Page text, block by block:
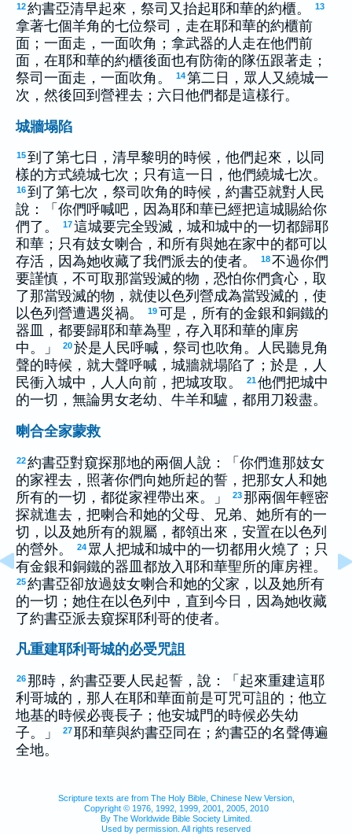
12約書亞清早起來，祭司又抬起耶和華的約櫃。 13
拿著七個羊角的七位祭司，走在耶和華的約櫃前
面；一面走，一面吹角；拿武器的人走在他們前
面，在耶和華的約櫃後面也有防衛的隊伍跟著走；
祭司一面走，一面吹角。
14第二日，眾人又繞城一
次，然後回到營裡去；六日他們都是這樣行。
城牆塌陷
15到了第七日，清早黎明的時候，他們起來，以同
樣的方式繞城七次；只有這一日，他們繞城七次。
16到了第七次，祭司吹角的時候，約書亞就對人民
說：「你們呼喊吧，因為耶和華已經把這城賜給你
們了。
17這城要完全毀滅，城和城中的一切都歸耶
和華；只有妓女喇合，和所有與她在家中的都可以
存活，因為她收藏了我們派去的使者。
18不過你們
要謹慎，不可取那當毀滅的物，恐怕你們貪心，取
了那當毀滅的物，就使以色列營成為當毀滅的，使
以色列營遭遇災禍。
19可是，所有的金銀和銅鐵的
器皿，都要歸耶和華為聖，存入耶和華的庫房
中。」
20於是人民呼喊，祭司也吹角。人民聽見角
聲的時候，就大聲呼喊，城牆就塌陷了；於是，人
民衝入城中，人人向前，把城攻取。
21他們把城中
的一切，無論男女老幼、牛羊和驢，都用刀殺盡。
喇合全家蒙救
22約書亞對窺探那地的兩個人說：「你們進那妓女
的家裡去，照著你們向她所起的誓，把那女人和她
所有的一切，都從家裡帶出來。」
23那兩個年輕密
探就進去，把喇合和她的父母、兄弟、她所有的一
切，以及她所有的親屬，都領出來，安置在以色列
的營外。
24 眾人把城和城中的一切都用火燒了；只
有金銀和銅鐵的器皿都放入耶和華聖所的庫房裡。
25約書亞卻放過妓女喇合和她的父家，以及她所有
的一切；她住在以色列中，直到今日，因為她收藏
了約書亞派去窺探耶利哥的使者。
凡重建耶利哥城的必受咒詛
26那時，約書亞要人民起誓，說：「起來重建這耶
利哥城的，那人在耶和華面前是可咒可詛的；他立
地基的時候必喪長子；他安城門的時候必失幼
子。」
27耶和華與約書亞同在；約書亞的名聲傳遍
全地。
Scripture texts are from The Holy Bible, Chinese New Version,
Copyright © 1976, 1992, 1999, 2001, 2005, 2010
By The Worldwide Bible Society Limited.
Used by permission. All rights reserved